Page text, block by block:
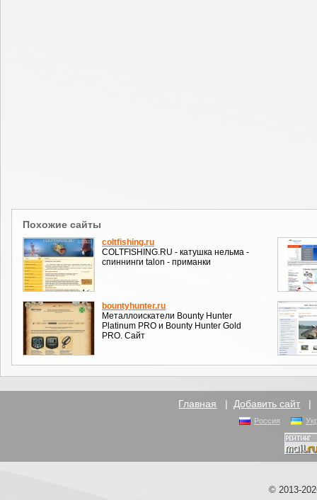
Похожие сайты
coltfishing.ru
COLTFISHING.RU - катушка нельма -
спиннинги talon - приманки
bountyhunter.ru
Металлоискатели Bounty Hunter
Platinum PRO и Bounty Hunter Gold
PRO. Сайт
Главная | Добавить сайт |
Россия
© 2013-